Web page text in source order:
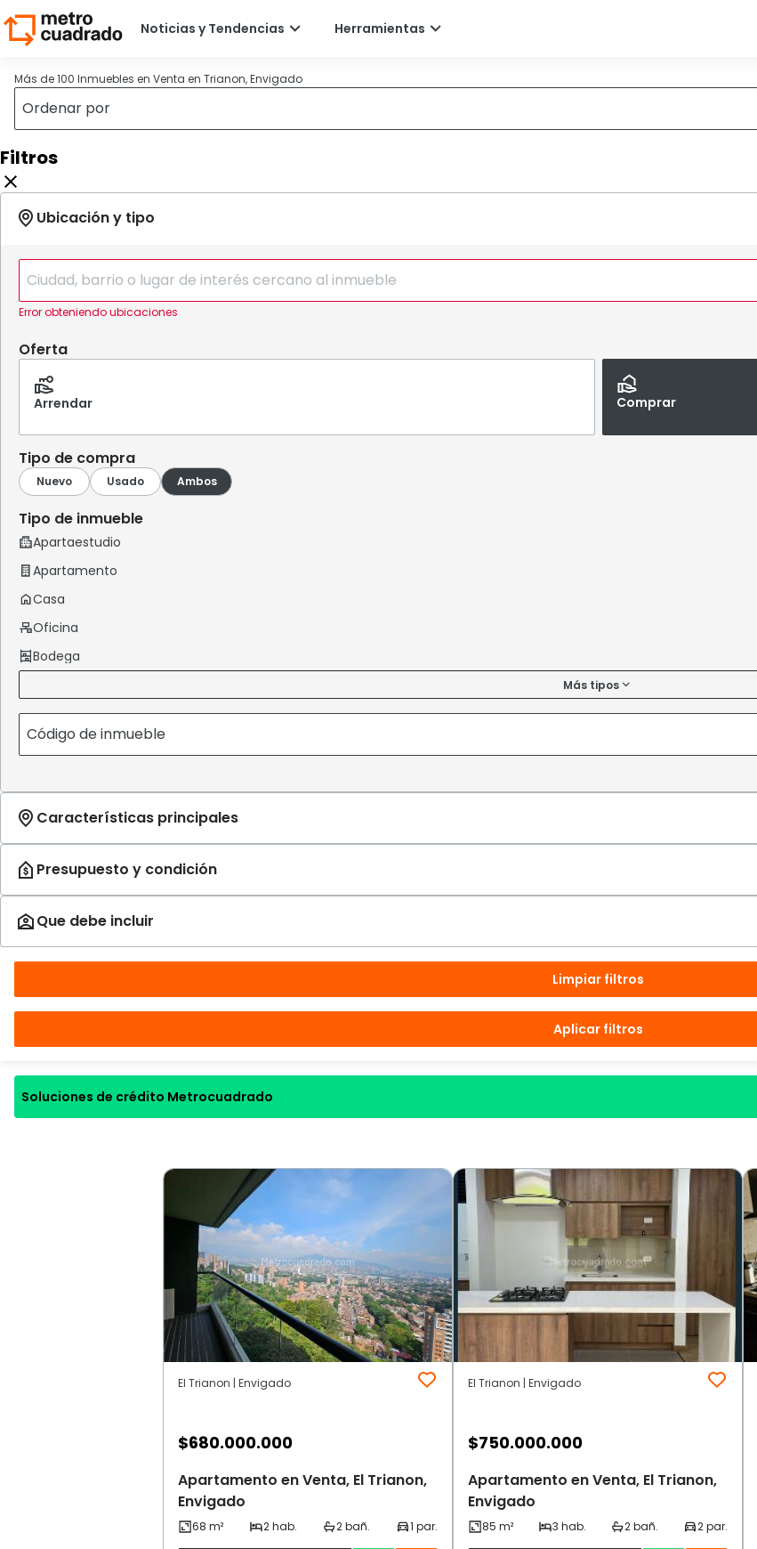
Más de 100 Inmuebles en Venta en Trianon, Envigado
Filtros
Error obteniendo ubicaciones
Oferta
Arrendar Comprar
Tipo de compra
Tipo de inmueble
Más tipos
Limpiar filtros
Aplicar filtros
Soluciones de crédito Metrocuadrado
El Trianon | Envigado
$680.000.000
Apartamento en Venta, El Trianon,
Envigado
El Trianon | Envigado
$750.000.000
Apartamento en Venta, El Trianon,
Envigado